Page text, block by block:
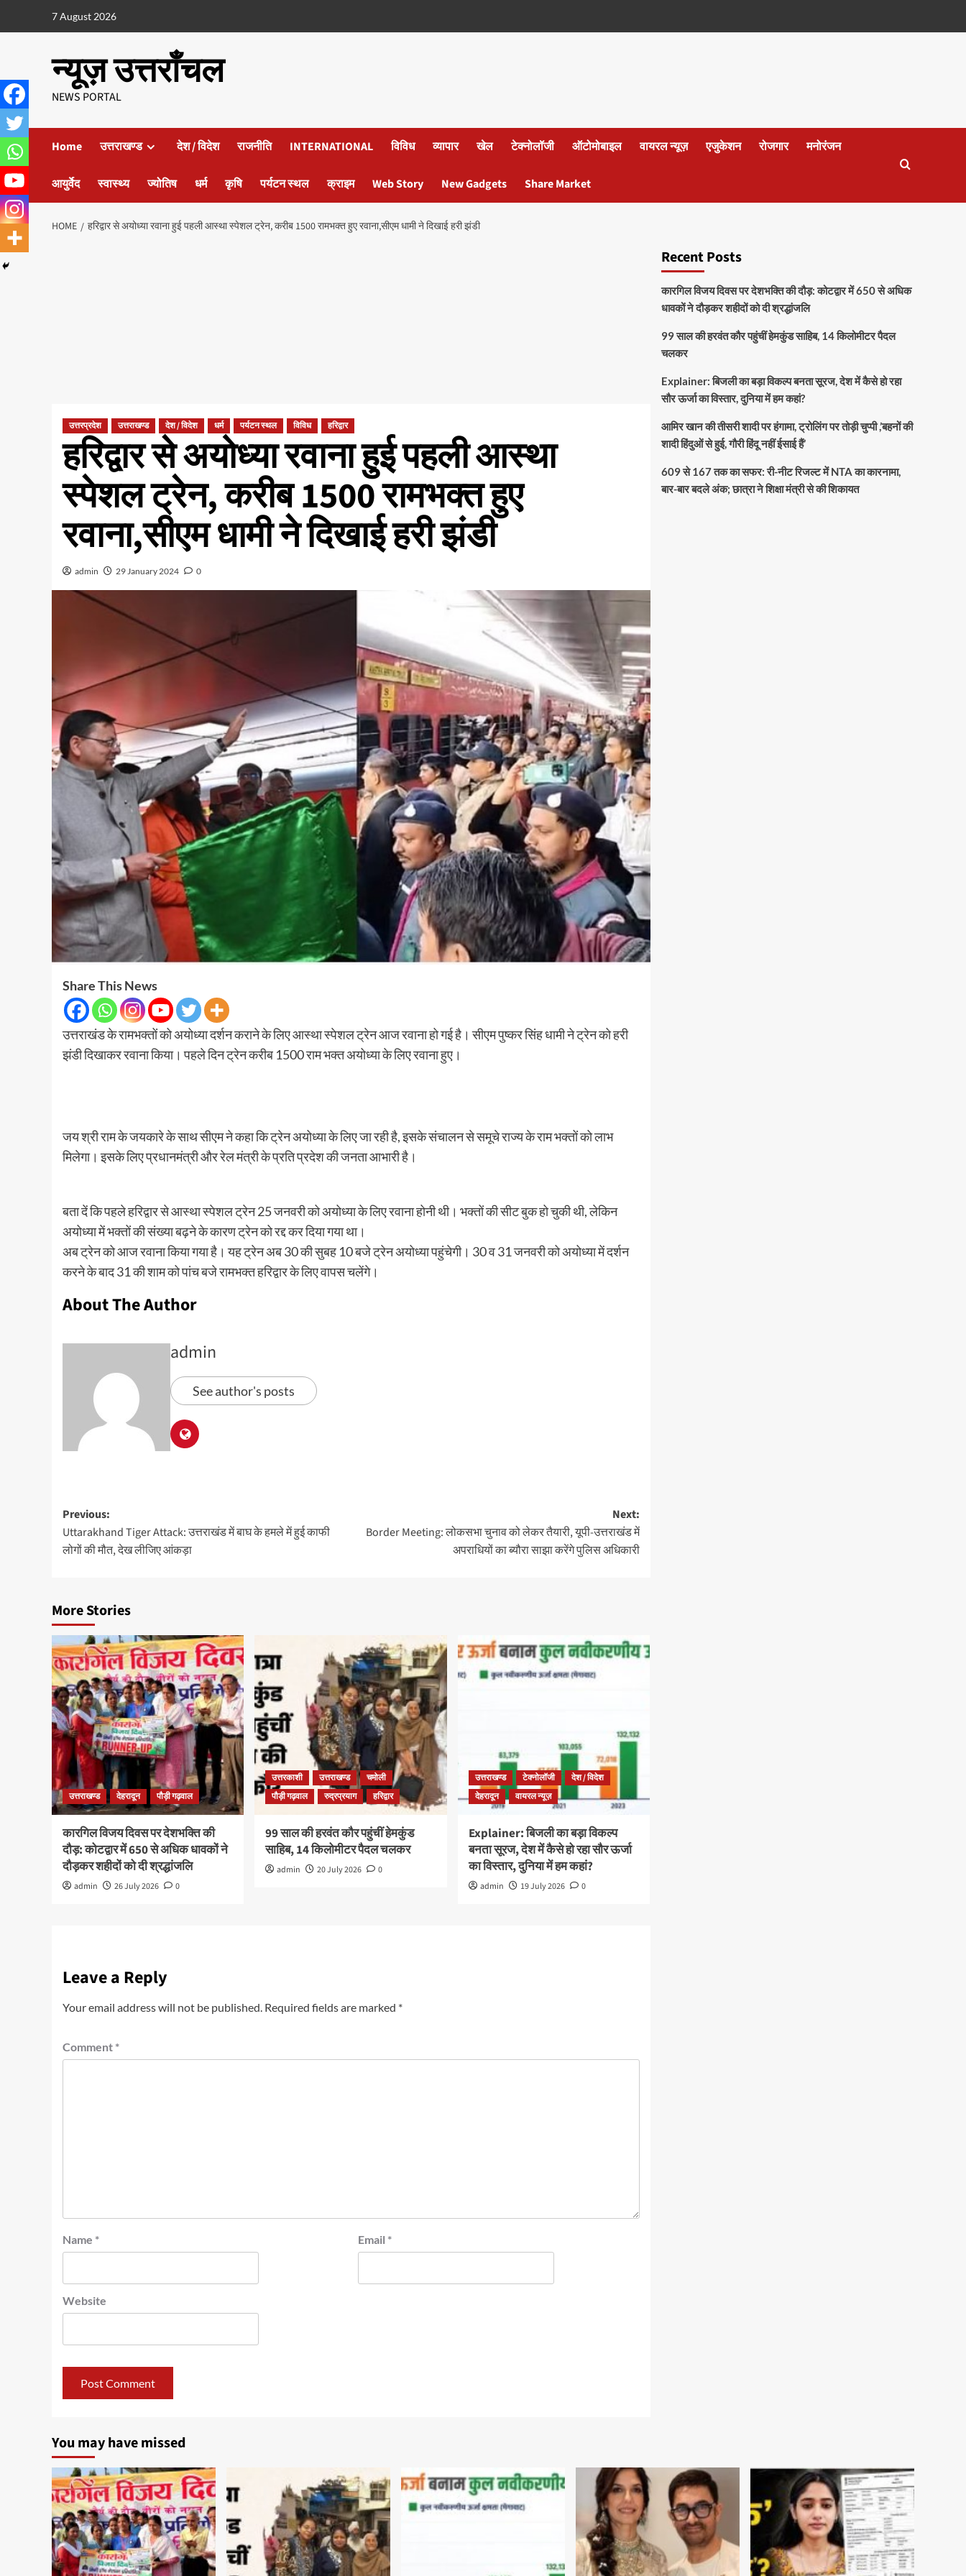
7 August 2026
न्यूज़ उत्तराँचल
NEWS PORTAL
Home उत्तराखण्ड देश / विदेश राजनीति INTERNATIONAL विविध व्यापार खेल टेक्नोलॉजी ऑटोमोबाइल वायरल न्यूज़ एजुकेशन रोजगार मनोरंजन
आयुर्वेद स्वास्थ्य ज्योतिष धर्म कृषि पर्यटन स्थल क्राइम Web Story New Gadgets Share Market
HOME हरिद्वार से अयोध्या रवाना हुई पहली आस्था स्पेशल ट्रेन, करीब 1500 रामभक्त हुए रवाना,सीएम धामी ने दिखाई हरी झंडी
उत्तरप्रदेश उत्तराखण्ड देश / विदेश धर्म पर्यटन स्थल विविध हरिद्वार
हरिद्वार से अयोध्या रवाना हुई पहली आस्था
स्पेशल ट्रेन, करीब 1500 रामभक्त हुए
रवाना,सीएम धामी ने दिखाई हरी झंडी
admin 29 January 2024 0
Share This News
उत्तराखंड के रामभक्तों को अयोध्या दर्शन कराने के लिए आस्था स्पेशल ट्रेन आज रवाना हो गई है। सीएम पुष्कर सिंह धामी ने ट्रेन को हरी
झंडी दिखाकर रवाना किया। पहले दिन ट्रेन करीब 1500 राम भक्त अयोध्या के लिए रवाना हुए।
जय श्री राम के जयकारे के साथ सीएम ने कहा कि ट्रेन अयोध्या के लिए जा रही है, इसके संचालन से समूचे राज्य के राम भक्तों को लाभ
मिलेगा। इसके लिए प्रधानमंत्री और रेल मंत्री के प्रति प्रदेश की जनता आभारी है।
बता दें कि पहले हरिद्वार से आस्था स्पेशल ट्रेन 25 जनवरी को अयोध्या के लिए रवाना होनी थी। भक्तों की सीट बुक हो चुकी थी, लेकिन
अयोध्या में भक्तों की संख्या बढ़ने के कारण ट्रेन को रद्द कर दिया गया था।
अब ट्रेन को आज रवाना किया गया है। यह ट्रेन अब 30 की सुबह 10 बजे ट्रेन अयोध्या पहुंचेगी। 30 व 31 जनवरी को अयोध्या में दर्शन
करने के बाद 31 की शाम को पांच बजे रामभक्त हरिद्वार के लिए वापस चलेंगे।
About The Author
admin
See author's posts
Previous:
Uttarakhand Tiger Attack: उत्तराखंड में बाघ के हमले में हुई काफी
लोगों की मौत, देख लीजिए आंकड़ा
Next:
Border Meeting: लोकसभा चुनाव को लेकर तैयारी, यूपी-उत्तराखंड में
अपराधियों का ब्यौरा साझा करेंगे पुलिस अधिकारी
More Stories
उत्तराखण्ड देहरादून पौड़ी गढ़वाल
कारगिल विजय दिवस पर देशभक्ति की
दौड़: कोटद्वार में 650 से अधिक धावकों ने
दौड़कर शहीदों को दी श्रद्धांजलि
admin 26 July 2026 0
उत्तरकाशी उत्तराखण्ड
चमोली
पौड़ी गढ़वाल
रुद्रप्रयाग हरिद्वार
99 साल की हरवंत कौर पहुंचीं हेमकुंड
साहिब, 14 किलोमीटर पैदल चलकर
admin 20 July 2026 0
उत्तराखण्ड टेक्नोलॉजी
देश / विदेश
देहरादून
वायरल न्यूज़
Explainer: बिजली का बड़ा विकल्प
बनता सूरज, देश में कैसे हो रहा सौर ऊर्जा
का विस्तार, दुनिया में हम कहां?
admin 19 July 2026 0
Leave a Reply
Your email address will not be published. Required fields are marked *
Comment *
Name * Email *
Website
Recent Posts
कारगिल विजय दिवस पर देशभक्ति की दौड़: कोटद्वार में 650 से अधिक
धावकों ने दौड़कर शहीदों को दी श्रद्धांजलि
99 साल की हरवंत कौर पहुंचीं हेमकुंड साहिब, 14 किलोमीटर पैदल
चलकर
Explainer: बिजली का बड़ा विकल्प बनता सूरज, देश में कैसे हो रहा
सौर ऊर्जा का विस्तार, दुनिया में हम कहां?
आमिर खान की तीसरी शादी पर हंगामा, ट्रोलिंग पर तोड़ी चुप्पी ,’बहनों की
शादी हिंदुओं से हुई, गौरी हिंदू नहीं ईसाई हैं’
609 से 167 तक का सफर: री-नीट रिजल्ट में NTA का कारनामा,
बार-बार बदले अंक; छात्रा ने शिक्षा मंत्री से की शिकायत
You may have missed